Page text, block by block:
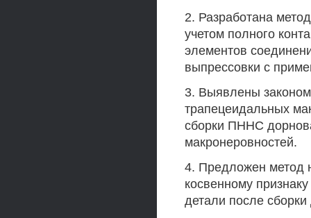
2. Разработана
учетом полного
элементов
выпрессовки с
3. Выявлены
трапецеидальных
сборки ПННС
макронеровностей.
4. Предложен метод
косвенному
детали после